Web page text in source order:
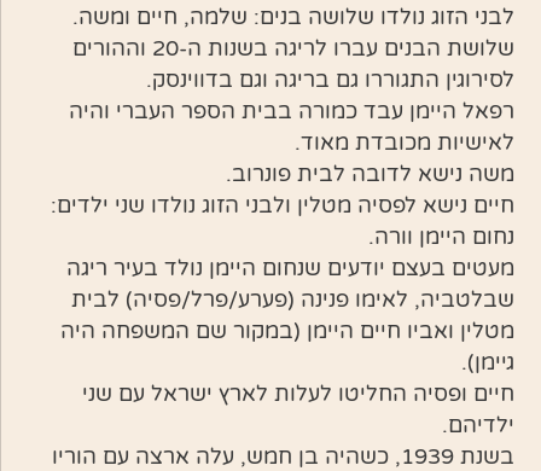
לבני הזוג נולדו שלושה בנים: שלמה, חיים ומשה.
שלושת הבנים עברו לריגה בשנות ה-20 וההורים
לסירוגין התגוררו גם בריגה וגם בדווינסק.
רפאל היימן עבד כמורה בבית הספר העברי והיה
לאישיות מכובדת מאוד.
משה נישא לדובה לבית פונרוב.
חיים נישא לפסיה מטלין ולבני הזוג נולדו שני ילדים:
נחום היימן וורה.
מעטים בעצם יודעים שנחום היימן נולד בעיר ריגה
שבלטביה, לאימו פנינה (פערע/פרל/פסיה) לבית
מטלין ואביו חיים היימן (במקור שם המשפחה היה
גיימן).
חיים ופסיה החליטו לעלות לארץ ישראל עם שני
ילדיהם.
בשנת 1939, כשהיה בן חמש, עלה ארצה עם הוריו